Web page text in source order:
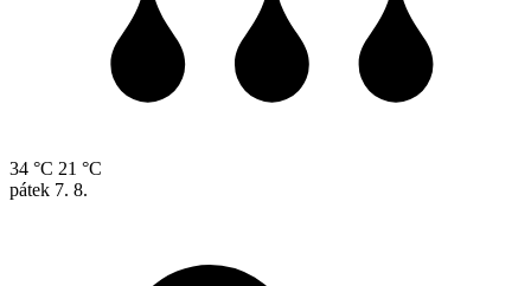
34 °C 21 °C
pátek 7. 8.